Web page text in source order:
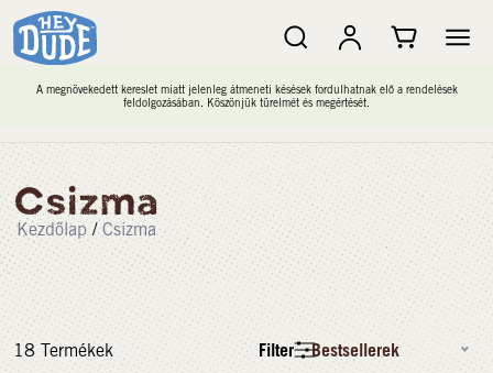
A megnövekedett kereslet miatt jelenleg átmeneti késések fordulhatnak elő a rendelések
feldolgozásában. Köszönjük türelmét és megértését.
Csizma
Kezdőlap / Csizma
18 Termékek Filter Bestsellerek